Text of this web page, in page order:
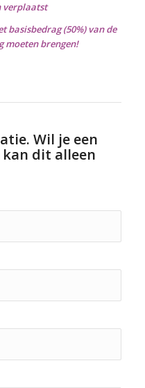
verplaatst
basisbedrag (50%) van de
moeten brengen!
Wil je een
dit alleen